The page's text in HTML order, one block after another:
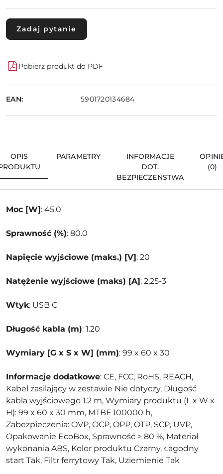
Zadaj pytanie
Pobierz produkt do PDF
EAN: 5901720134684
OPIS
PARAMETRY
INFORMACJE
DOT.
BEZPIECZEŃSTWA
(0)
Moc [W]: 45.0
Sprawność (%): 80.0
Napięcie wyjściowe (maks.) [V]: 20
Natężenie wyjściowe (maks) [A]: 2,25-3
Wtyk: USB C
Długość kabla (m): 1.20
Wymiary [G x S x W] (mm): 99 x 60 x 30
Informacje dodatkowe: CE, FCC, RoHS, REACH,
Kabel zasilający w zestawie Nie dotyczy, Długość
kabla wyjściowego 1.2 m, Wymiary produktu (L x W x
H): 99 x 60 x 30 mm, MTBF 100000 h,
Zabezpieczenia: OVP, OCP, OPP, OTP, SCP, UVP,
Opakowanie EcoBox, Sprawność > 80 %, Materiał
wykonania ABS, Kolor produktu Czarny, Łagodny
start Tak, Filtr ferrytowy Tak, Uziemienie Tak